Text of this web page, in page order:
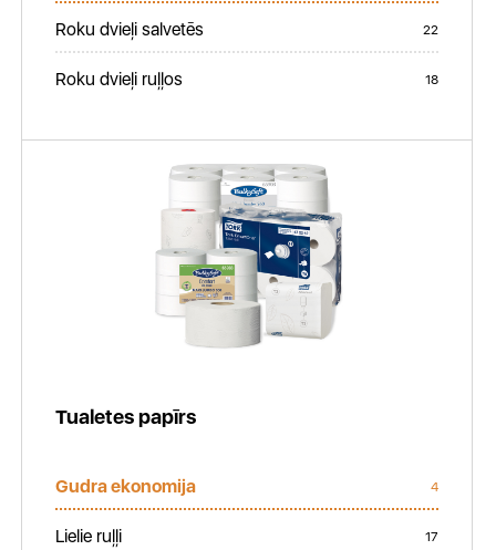
Roku dvieļi salvetēs 22
Roku dvieļi ruļļos 18
Tualetes papīrs
Gudra ekonomija 4
Lielie ruļļi 17